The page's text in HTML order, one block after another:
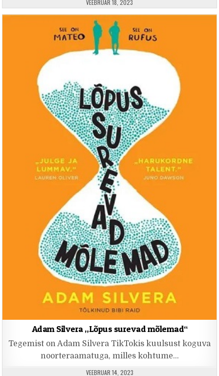
PUBLISHED DATE:
VEEBRUAR 18, 2023
Adam Silvera „Lõpus surevad mõlemad“
Tegemist on Adam Silvera TikTokis kuulsust koguva
noorteraamatuga, milles kohtume…
PUBLISHED DATE:
VEEBRUAR 14, 2023